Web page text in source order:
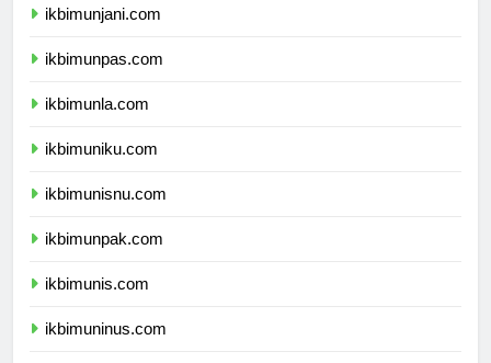
ikbimunjani.com
ikbimunpas.com
ikbimunla.com
ikbimuniku.com
ikbimunisnu.com
ikbimunpak.com
ikbimunis.com
ikbimuninus.com